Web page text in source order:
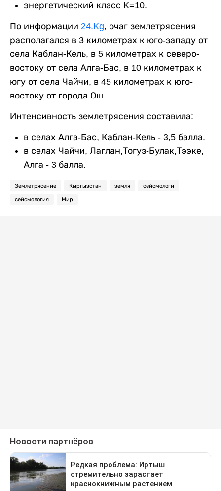
энергетический класс K=10.
По информации 24.Kg, очаг землетрясения
располагался в 3 километрах к юго-западу от
села Каблан-Кель, в 5 километрах к северо-
востоку от села Алга-Бас, в 10 километрах к
югу от села Чайчи, в 45 километрах к юго-
востоку от города Ош.
Интенсивность землетрясения составила:
в селах Алга-Бас, Каблан-Кель - 3,5 балла.
в селах Чайчи, Лаглан,Тогуз-Булак,Тээке,
Алга - 3 балла.
Землетрясение Кыргызстан земля сейсмологи
сейсмология Мир